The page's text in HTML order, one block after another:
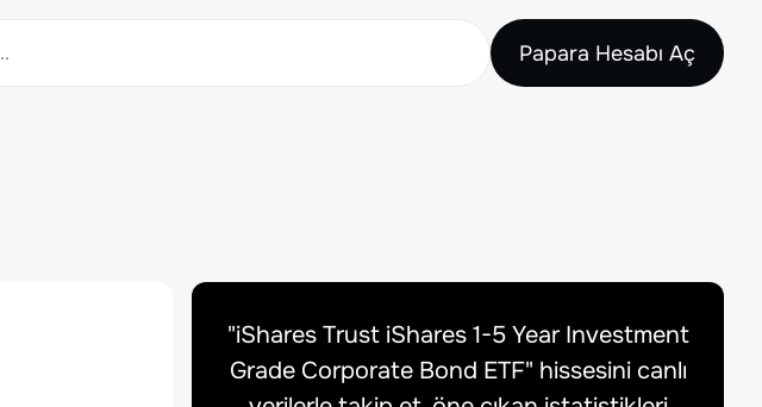
Papara Hesabı Aç
"iShares Trust iShares 1-5 Year Investment
Grade Corporate Bond ETF" hissesini canlı